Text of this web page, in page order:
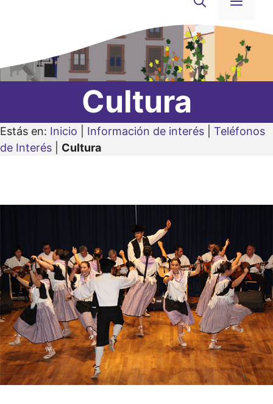
Cultura
Estás en: Inicio Información de interés
Teléfonos
de Interés
Cultura